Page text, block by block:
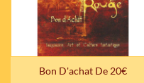
Bon D'achat De 20€